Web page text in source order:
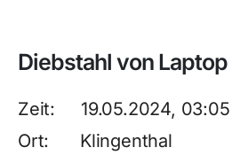
Diebstahl von Laptop
Zeit: 19.05.2024, 03:05
Ort: Klingenthal